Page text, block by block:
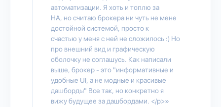
автоматизации. Я хоть и топлю за
HA, но считаю брокера ни чуть не мене
достойной системой, просто к
счастью у меня с ней не сложилось :) Но
про внешний вид и графическую
оболочку не соглашусь. Как написали
выше, брокер - это "информативные и
удобные UI, а не модные и красивые
дашборды" Все так, но конкретно я
вижу будущее за дашбордами. </p>»